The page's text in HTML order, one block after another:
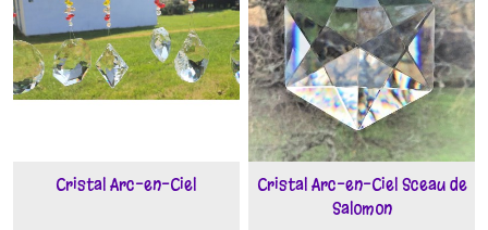
Cristal Arc-en-Ciel
Cristal Arc-en-Ciel Sceau de
Salomon